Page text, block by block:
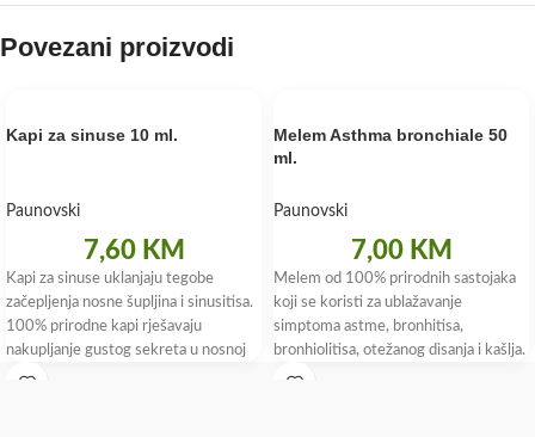
Povezani proizvodi
Kapi za sinuse 10 ml.
Paunovski
7,60 KM
Kapi za sinuse uklanjaju tegobe
začepljenja nosne šupljina i sinusitisa.
100% prirodne kapi rješavaju
nakupljanje gustog sekreta u nosnoj
šupljini
Melem Asthma bronchiale 50
ml.
Paunovski
7,00 KM
Melem od 100% prirodnih sastojaka
koji se koristi za ublažavanje
simptoma astme, bronhitisa,
bronhiolitisa, otežanog disanja i kašlja.
Melem olakšava